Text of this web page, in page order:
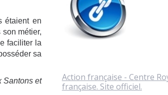
étaient en
métier,
faciliter la
sa
Santons et
Action française - Centre
française. Site officiel.